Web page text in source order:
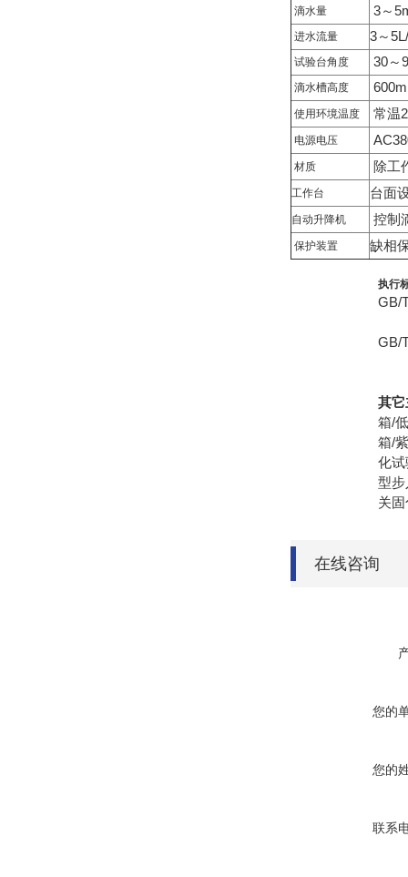
滴水量 3～
进水流量 3～
试验台角度 30～
滴水槽高度
使用环境温度 常温
电源电压
材质 除工
工作台 台面
自动升降机 控制
保护装置 缺相
执行
GB/
GB/
其
箱/
箱/
化
型
关
在线咨询
您的
您的
联系